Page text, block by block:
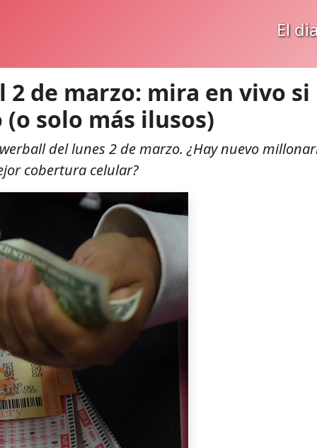
El
de marzo: mira en vivo si
solo más ilusos)
del lunes 2 de marzo. ¿Hay nuevo
cobertura celular?